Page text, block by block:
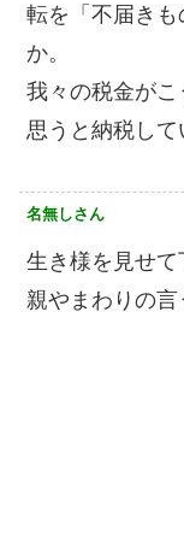
転を「不届き
か。
我々の税金がこ
思うと納税して
名無しさん
生き様を見せて
親やまわりの言